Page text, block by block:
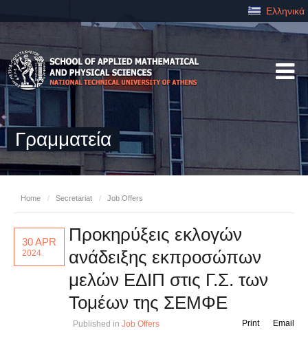
Ελληνικά
Γραμματεία
Home / Secretariat / Job Offers
30 APR
2024
Προκηρύξεις εκλογών
ανάδειξης εκπροσώπων
μελών ΕΔΙΠ στις Γ.Σ. των
Τομέων της ΣΕΜΦΕ
Published in Job Offers Email
Print